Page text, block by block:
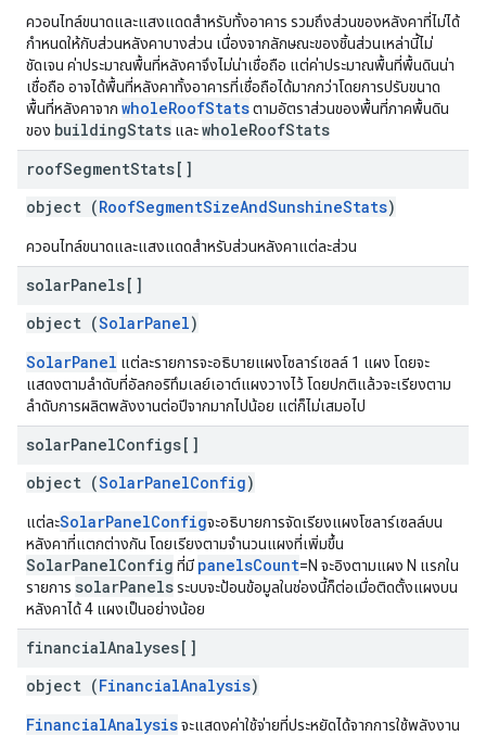
ควอนไทล์ขนาดและแสงแดดสำหรับทั้งอาคาร รวมถึงส่วนของหลังคาที่ไม่ได้
กำหนดให้กับส่วนหลังคาบางส่วน เนื่องจากลักษณะของชิ้นส่วนเหล่านี้ไม่
ชัดเจน ค่าประมาณพื้นที่หลังคาจึงไม่น่าเชื่อถือ แต่ค่าประมาณพื้นที่พื้นดินน่า
เชื่อถือ อาจได้พื้นที่หลังคาทั้งอาคารที่เชื่อถือได้มากกว่าโดยการปรับขนาด
พื้นที่หลังคาจาก wholeRoofStatsตามอัตราส่วนของพื้นที่ภาคพื้นดิน
ของ buildingStats และwholeRoofStats
roofSegmentStats[]
object (RoofSegmentSizeAndSunshineStats)
ควอนไทล์ขนาดและแสงแดดสำหรับส่วนหลังคาแต่ละส่วน
solarPanels[]
object (SolarPanel)
SolarPanel แต่ละรายการจะอธิบายแผงโซลาร์เซลล์ 1 แผง โดยจะ
แสดงตามลำดับที่อัลกอริทึมเลย์เอาต์แผงวางไว้ โดยปกติแล้วจะเรียงตาม
ลำดับการผลิตพลังงานต่อปีจากมากไปน้อย แต่ก็ไม่เสมอไป
solarPanelConfigs[]
object (SolarPanelConfig)
แต่ละSolarPanelConfigจะอธิบายการจัดเรียงแผงโซลาร์เซลล์บน
หลังคาที่แตกต่างกัน โดยเรียงตามจำนวนแผงที่เพิ่มขึ้น
SolarPanelConfig ที่มี panelsCount=N จะอิงตามแผง N แรกใน
รายการ solarPanelsระบบจะป้อนข้อมูลในช่องนี้ก็ต่อเมื่อติดตั้งแผงบน
หลังคาได้ 4 แผงเป็นอย่างน้อย
financialAnalyses[]
object (FinancialAnalysis)
FinancialAnalysisจะแสดงค่าใช้จ่ายที่ประหยัดได้จากการใช้พลังงาน